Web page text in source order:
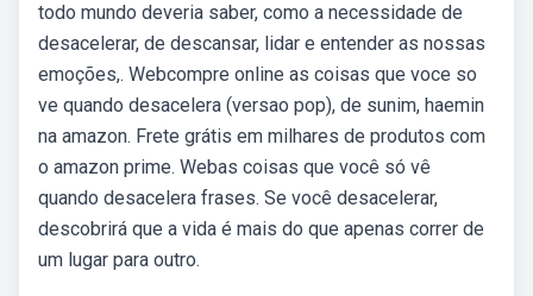
todo mundo deveria saber, como a necessidade de
desacelerar, de descansar, lidar e entender as nossas
emoções,. Webcompre online as coisas que voce so
ve quando desacelera (versao pop), de sunim, haemin
na amazon. Frete grátis em milhares de produtos com
o amazon prime. Webas coisas que você só vê
quando desacelera frases. Se você desacelerar,
descobrirá que a vida é mais do que apenas correr de
um lugar para outro.